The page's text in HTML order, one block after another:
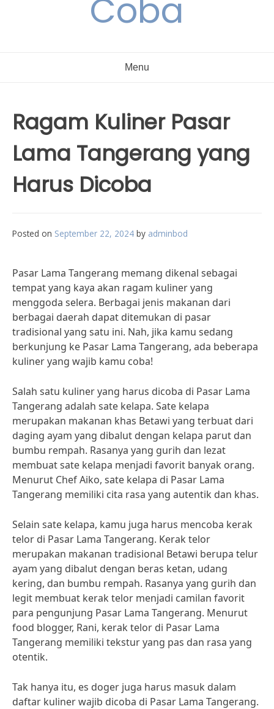
Coba
Menu
Ragam Kuliner Pasar
Lama Tangerang yang
Harus Dicoba
Posted on September 22, 2024 by adminbod
Pasar Lama Tangerang memang dikenal sebagai
tempat yang kaya akan ragam kuliner yang
menggoda selera. Berbagai jenis makanan dari
berbagai daerah dapat ditemukan di pasar
tradisional yang satu ini. Nah, jika kamu sedang
berkunjung ke Pasar Lama Tangerang, ada beberapa
kuliner yang wajib kamu coba!
Salah satu kuliner yang harus dicoba di Pasar Lama
Tangerang adalah sate kelapa. Sate kelapa
merupakan makanan khas Betawi yang terbuat dari
daging ayam yang dibalut dengan kelapa parut dan
bumbu rempah. Rasanya yang gurih dan lezat
membuat sate kelapa menjadi favorit banyak orang.
Menurut Chef Aiko, sate kelapa di Pasar Lama
Tangerang memiliki cita rasa yang autentik dan khas.
Selain sate kelapa, kamu juga harus mencoba kerak
telor di Pasar Lama Tangerang. Kerak telor
merupakan makanan tradisional Betawi berupa telur
ayam yang dibalut dengan beras ketan, udang
kering, dan bumbu rempah. Rasanya yang gurih dan
legit membuat kerak telor menjadi camilan favorit
para pengunjung Pasar Lama Tangerang. Menurut
food blogger, Rani, kerak telor di Pasar Lama
Tangerang memiliki tekstur yang pas dan rasa yang
otentik.
Tak hanya itu, es doger juga harus masuk dalam
daftar kuliner wajib dicoba di Pasar Lama Tangerang.